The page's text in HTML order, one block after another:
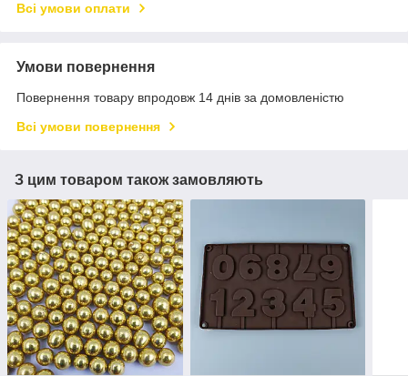
Всі умови оплати
Умови повернення
Повернення товару впродовж 14 днів за домовленістю
Всі умови повернення
З цим товаром також замовляють